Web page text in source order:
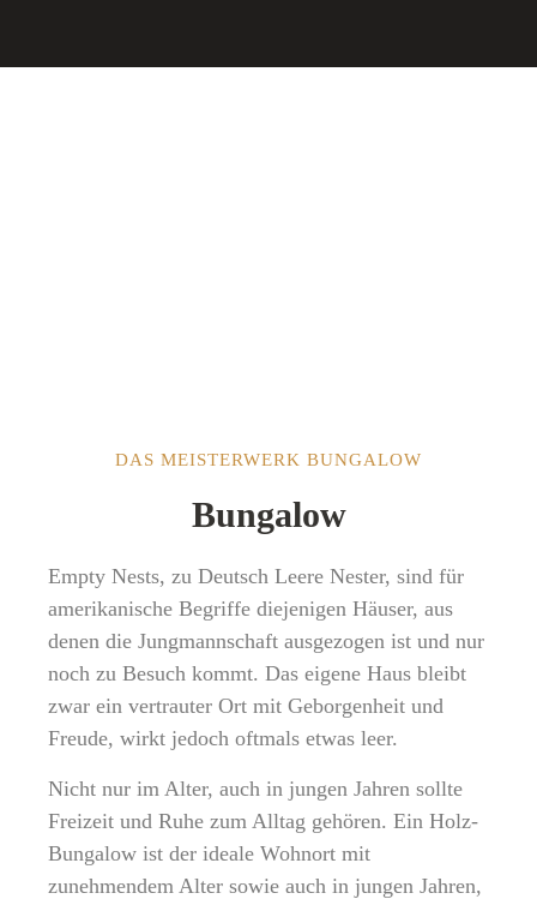
DAS MEISTERWERK BUNGALOW
Bungalow
Empty Nests, zu Deutsch Leere Nester, sind für
amerikanische Begriffe diejenigen Häuser, aus
denen die Jungmannschaft ausgezogen ist und nur
noch zu Besuch kommt. Das eigene Haus bleibt
zwar ein vertrauter Ort mit Geborgenheit und
Freude, wirkt jedoch oftmals etwas leer.
Nicht nur im Alter, auch in jungen Jahren sollte
Freizeit und Ruhe zum Alltag gehören. Ein Holz-
Bungalow ist der ideale Wohnort mit
zunehmendem Alter sowie auch in jungen Jahren,